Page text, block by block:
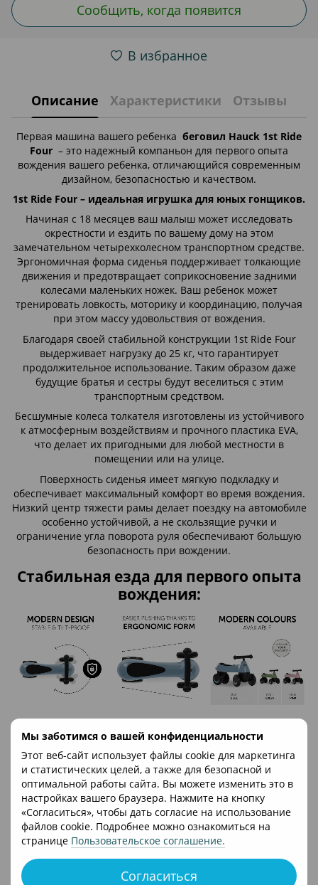
Мы заботимся о вашей конфиденциальности
Этот веб-сайт использует файлы cookie для маркетинга
и статистических целей, а также для безопасной и
оптимальной работы сайта. Вы можете изменить это в
настройках вашего браузера. Нажмите на кнопку
«Согласиться», чтобы дать согласие на использование
файлов cookie. Подробнее можно ознакомиться на
странице Пользовательское соглашение.
Согласиться
Сообщить, когда появится
В избранное
Описание Характеристики Отзывы
Первая машина вашего ребенка беговил Hauck 1st Ride
Four – это надежный компаньон для первого опыта
вождения вашего ребенка, отличающийся современным
дизайном, безопасностью и качеством.
1st Ride Four – идеальная игрушка для юных гонщиков.
Начиная с 18 месяцев ваш малыш может исследовать
окрестности и ездить по вашему дому на этом
замечательном четырехколесном транспортном средстве.
Эргономичная форма сиденья поддерживает толкающие
движения и предотвращает соприкосновение задними
колесами маленьких ножек. Ваш ребенок может
тренировать ловкость, моторику и координацию, получая
при этом массу удовольствия от вождения.
Благодаря своей стабильной конструкции 1st Ride Four
выдерживает нагрузку до 25 кг, что гарантирует
продолжительное использование. Таким образом даже
будущие братья и сестры будут веселиться с этим
транспортным средством.
Бесшумные колеса толкателя изготовлены из устойчивого
к атмосферным воздействиям и прочного пластика EVA,
что делает их пригодными для любой местности в
помещении или на улице.
Поверхность сиденья имеет мягкую подкладку и
обеспечивает максимальный комфорт во время вождения.
Низкий центр тяжести рамы делает поездку на автомобиле
особенно устойчивой, а не скользящие ручки и
ограничение угла поворота руля обеспечивают большую
безопасность при вождении.
Стабильная езда для первого опыта
вождения:
благодаря современному дизайну
Благодаря особо низкому центру тяжести рамы и
ограничению угла поворота рулевого колеса с обеих
сторон, 1st Ride Four обеспечивает удовольствие от
вождения без опрокидывания.
Легче толкать благодаря эргономичной форме
Благодаря тому, что задняя часть автомобиля без
педалей стала тоньше, ваш ребенок получит
удовольствие от беззаботного вождения, поскольку его
ноги не будут касаться задних колес.